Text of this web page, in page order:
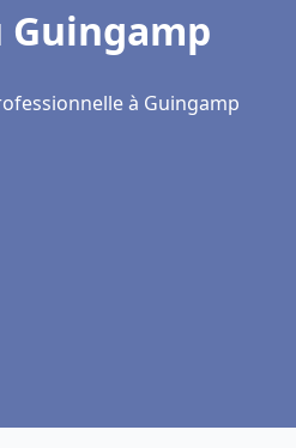
à Guingamp